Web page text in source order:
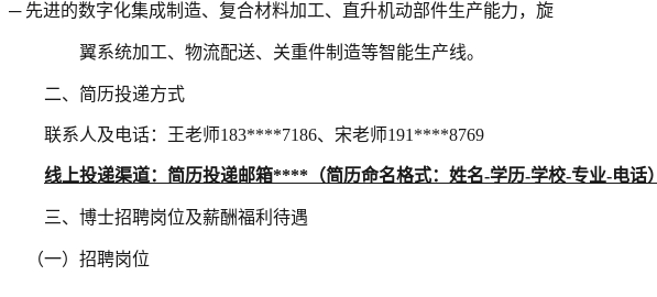
─ 先进的数字化集成制造、复合材料加工、直升机动部件生产能力，旋
翼系统加工、物流配送、关重件制造等智能生产线。
二、 简历投递方式
联系人及电话： 王老师183****7186、 宋老师191****8769
线上投递渠道： 简历投递邮箱****（简历命名格式：姓名-学历-学校-专业-电话）
三、博士招聘岗位及薪酬福利待遇
（一）招聘岗位